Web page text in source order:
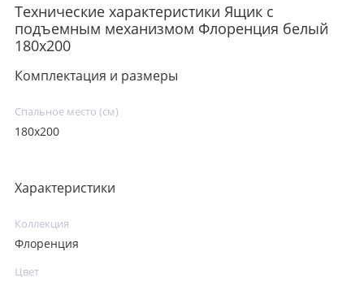
Технические характеристики Ящик с
подъемным механизмом Флоренция белый
180х200
Комплектация и размеры
Спальное место (см)
180х200
Характеристики
Коллекция
Флоренция
Цвет